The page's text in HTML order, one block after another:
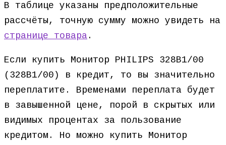
В таблице указаны предположительные
рассчёты, точную сумму можно увидеть на
странице товара .
Если купить Монитор PHILIPS 328B1/00
(328B1/00) в кредит, то вы значительно
переплатите. Временами переплата будет
в завышенной цене, порой в скрытых или
видимых процентах за пользование
кредитом. Но можно купить Монитор